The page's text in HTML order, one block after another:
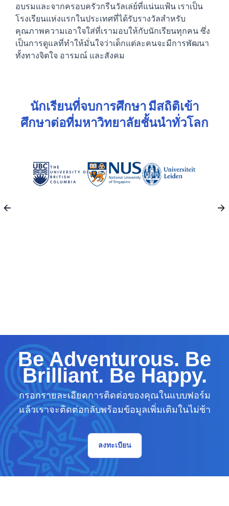
อบรมและจากครอบครัวกรีนวัลเล่ย์ที่แน่นแฟ้น เราเป็น
โรงเรียนแห่งแรกในประเทศที่ได้รับรางวัลสำหรับ
คุณภาพความเอาใจใส่ที่เรามอบให้กับนักเรียนทุกคน ซึ่ง
เป็นการดูแลที่ทำให้มั่นใจว่าเด็กแต่ละคนจะมีการพัฒนา
ทั้งทางจิตใจ อารมณ์ และสังคม
นักเรียนที่จบการศึกษา มีสถิติเข้า
ศึกษาต่อที่มหาวิทยาลัยชั้นนำทั่วโลก
Be Adventurous. Be
Brilliant. Be Happy.
กรอกรายละเอียดการติดต่อของคุณในแบบฟอร์ม
แล้วเราจะติดต่อกลับพร้อมข้อมูลเพิ่มเติมในไม่ช้า
ลงทะเบียน